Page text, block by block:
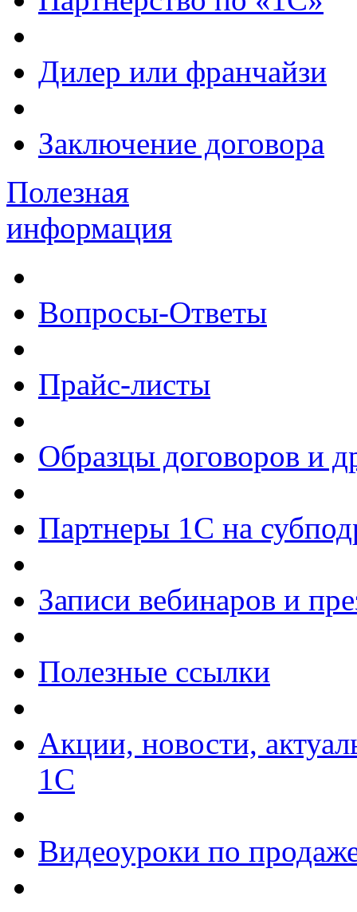
Дилер или франчайзи
Заключение договора
Полезная
информация
Вопросы-Ответы
Прайс-листы
Образцы договоров и
Партнеры 1С на
Записи вебинаров и
Полезные ссылки
Акции, новости,
1С
Видеоуроки по